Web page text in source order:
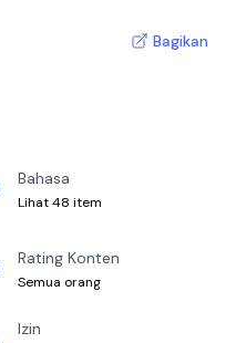
Bagikan
Bahasa
Lihat 48 item
Rating Konten
Semua orang
Izin